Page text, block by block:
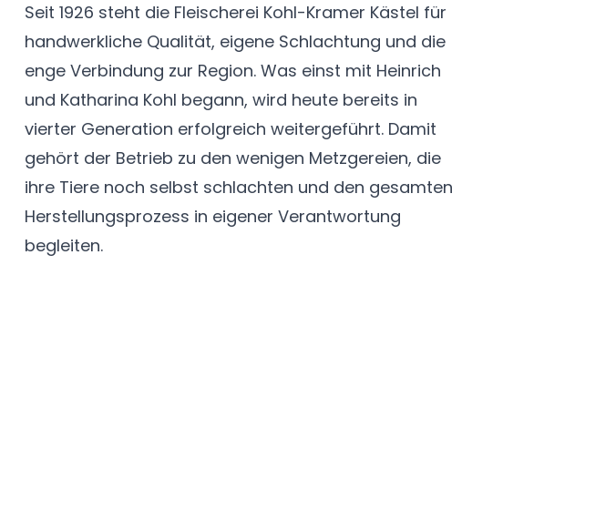
Seit 1926 steht die Fleischerei Kohl-Kramer Kästel für
handwerkliche Qualität, eigene Schlachtung und die
enge Verbindung zur Region. Was einst mit Heinrich
und Katharina Kohl begann, wird heute bereits in
vierter Generation erfolgreich weitergeführt. Damit
gehört der Betrieb zu den wenigen Metzgereien, die
ihre Tiere noch selbst schlachten und den gesamten
Herstellungsprozess in eigener Verantwortung
begleiten.